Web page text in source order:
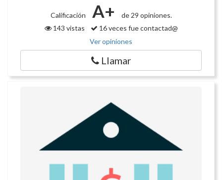
Calificación A+
de 29 opiniones.
143 vistas
16 veces fue contactad@
Ver opiniones
Llamar